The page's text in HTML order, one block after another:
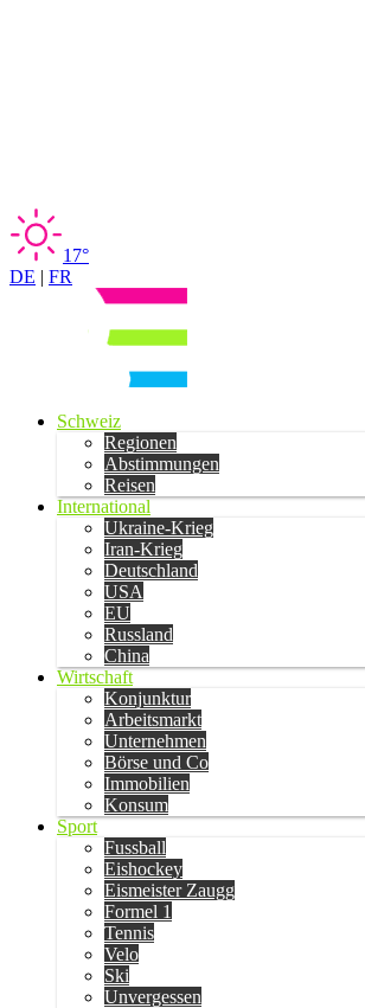
17°
DE | FR
Schweiz
Regionen
Abstimmungen
Reisen
International
Ukraine-Krieg
Iran-Krieg
Deutschland
USA
EU
Russland
China
Wirtschaft
Konjunktur
Arbeitsmarkt
Unternehmen
Börse und Co
Immobilien
Konsum
Sport
Fussball
Eishockey
Eismeister Zaugg
Formel 1
Tennis
Velo
Ski
Unvergessen